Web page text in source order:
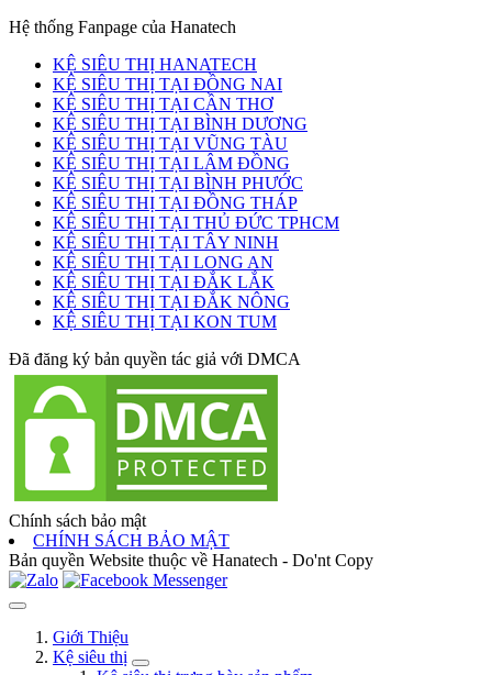
Hệ thống Fanpage của Hanatech
KỆ SIÊU THỊ HANATECH
KỆ SIÊU THỊ TẠI ĐỒNG NAI
KỆ SIÊU THỊ TẠI CẦN THƠ
KỆ SIÊU THỊ TẠI BÌNH DƯƠNG
KỆ SIÊU THỊ TẠI VŨNG TÀU
KỆ SIÊU THỊ TẠI LÂM ĐỒNG
KỆ SIÊU THỊ TẠI BÌNH PHƯỚC
KỆ SIÊU THỊ TẠI ĐỒNG THÁP
KỆ SIÊU THỊ TẠI THỦ ĐỨC TPHCM
KỆ SIÊU THỊ TẠI TÂY NINH
KỆ SIÊU THỊ TẠI LONG AN
KỆ SIÊU THỊ TẠI ĐẮK LẮK
KỆ SIÊU THỊ TẠI ĐẮK NÔNG
KỆ SIÊU THỊ TẠI KON TUM
Đã đăng ký bản quyền tác giả với DMCA
Chính sách bảo mật
CHÍNH SÁCH BẢO MẬT
Bản quyền Website thuộc về Hanatech - Do'nt Copy
Giới Thiệu
Kệ siêu thị